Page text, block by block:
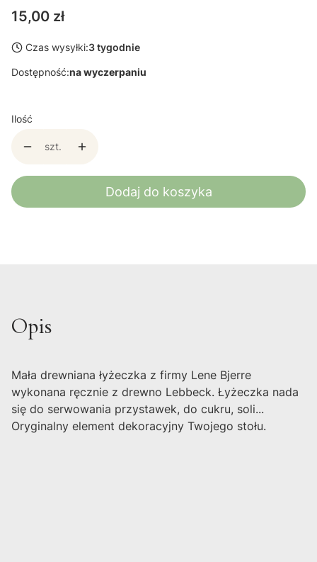
Cena
15,00 zł
Czas wysyłki:3 tygodnie
Dostępność:na wyczerpaniu
Ilość
szt.
Dodaj do koszyka
Opis
Mała drewniana łyżeczka z firmy Lene Bjerre
wykonana ręcznie z drewno Lebbeck. Łyżeczka nada
się do serwowania przystawek, do cukru, soli...
Oryginalny element dekoracyjny Twojego stołu.